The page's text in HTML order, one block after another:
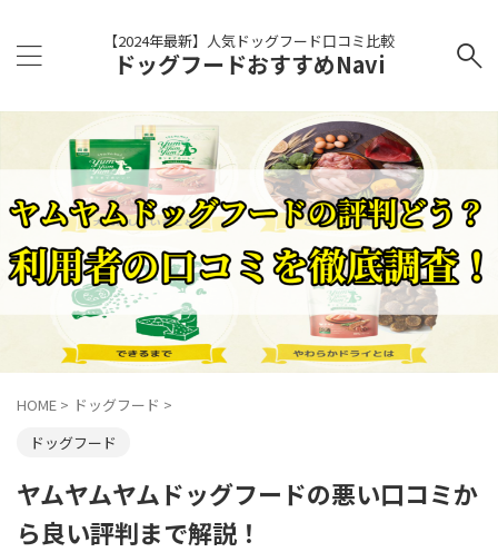
【2024年最新】人気ドッグフード口コミ比較
ドッグフードおすすめNavi
HOME > ドッグフード >
ドッグフード
ヤムヤムヤムドッグフードの悪い口コミか
ら良い評判まで解説！